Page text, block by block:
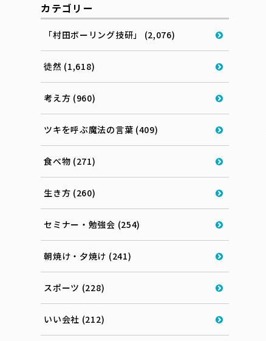
カテゴリー
「村田ボーリング技研」 (2,076)
徒然 (1,618)
考え方 (960)
ツキを呼ぶ魔法の言葉 (409)
食べ物 (271)
生き方 (260)
セミナー・勉強会 (254)
朝焼け・夕焼け (241)
スポーツ (228)
いい会社 (212)